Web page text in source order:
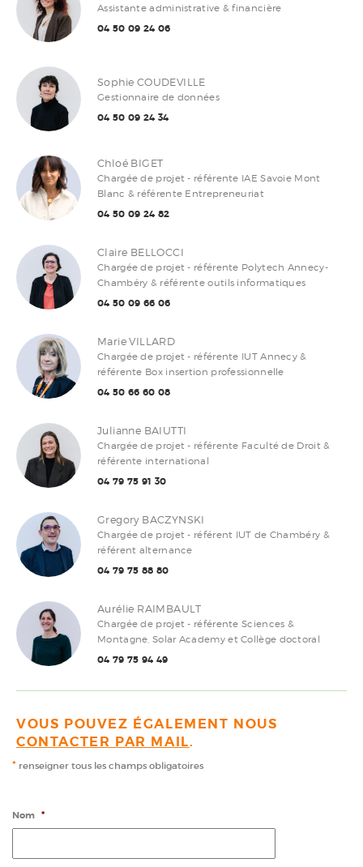
Assistante administrative & financière
04 50 09 24 06
Sophie COUDEVILLE
Gestionnaire de données
04 50 09 24 34
Chloé BIGET
Chargée de projet - référente IAE Savoie Mont
Blanc & référente Entrepreneuriat
04 50 09 24 82
Claire BELLOCCI
Chargée de projet - référente Polytech Annecy-
Chambéry & référente outils informatiques
04 50 09 66 06
Marie VILLARD
Chargée de projet - référente IUT Annecy &
référente Box insertion professionnelle
04 50 66 60 08
Julianne BAIUTTI
Chargée de projet - référente Faculté de Droit &
référente international
04 79 75 91 30
Gregory BACZYNSKI
Chargée de projet - référent IUT de Chambéry &
référent alternance
04 79 75 88 80
Aurélie RAIMBAULT
Chargée de projet - référente Sciences &
Montagne, Solar Academy et Collège doctoral
04 79 75 94 49
VOUS POUVEZ ÉGALEMENT NOUS
CONTACTER PAR MAIL.
* renseigner tous les champs obligatoires
Nom *